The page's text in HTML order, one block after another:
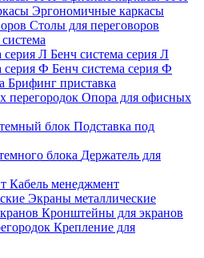
Эргономичные каркасы
Столы для переговоров
Бенч система серия Л
Бенч система серия Ф
Брифинг приставка
Опора для офисных
Подставка под
Держатель для
Кабель менеджмент
Экраны металлические
Кронштейны для экранов
Крепление для